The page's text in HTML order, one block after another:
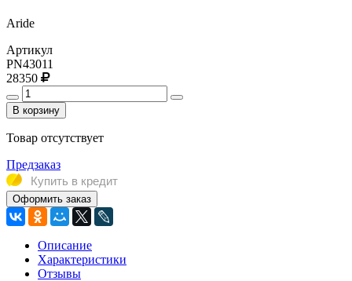
Aride
Артикул
PN43011
28350
В корзину
Товар отсутствует
Предзаказ
Купить в кредит
Оформить заказ
Описание
Характеристики
Отзывы